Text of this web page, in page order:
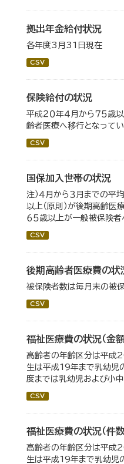
拠出年金給付状況
各年度3月31日現在
CSV
保険給付の状況
平成２０年４月から７５歳
齢者医療へ移行となってい
CSV
国保加入世帯の状況
注）４月から３月までの平均
以上（原則）が後期高齢医
６５歳以上が一般被保険者
CSV
後期高齢者医療費の状
被保険者数は毎月末の被保
CSV
福祉医療費の状況（金額
高齢者の年齢区分は平成
生は平成19年まで乳幼児
度までは乳幼児および小
CSV
福祉医療費の状況（件数
高齢者の年齢区分は平成
生は平成19年まで乳幼児